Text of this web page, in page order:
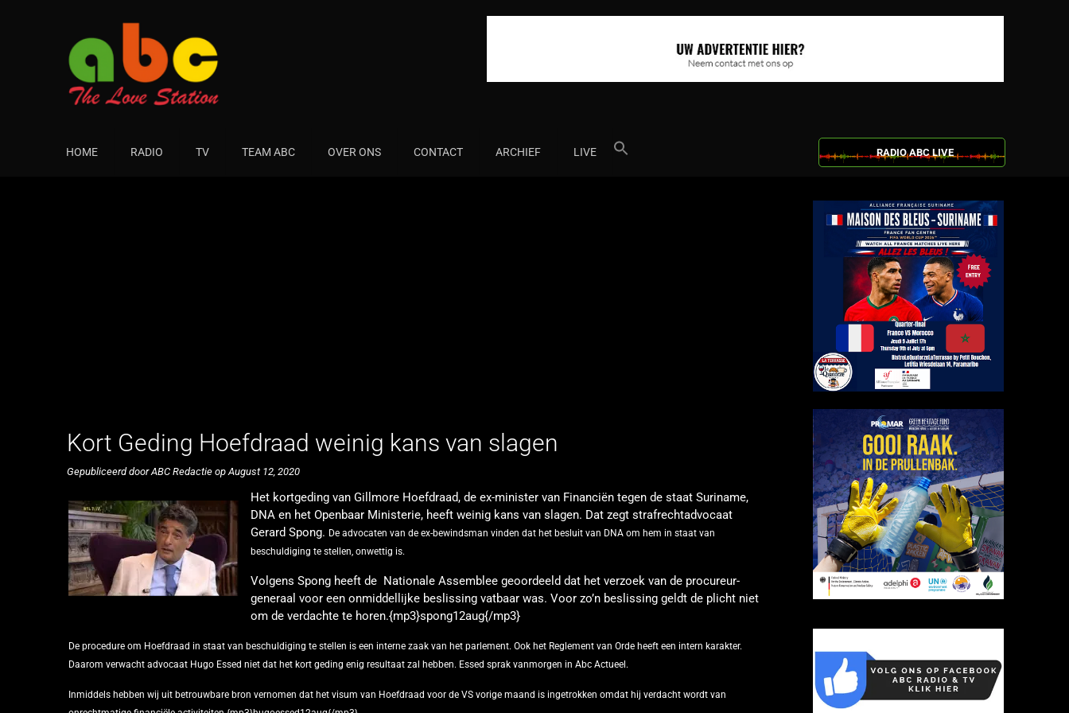
HOME RADIO TV TEAM ABC OVER ONS CONTACT ARCHIEF LIVE
Search
for:
RADIO ABC LIVE
Kort Geding Hoefdraad weinig kans van slagen
Gepubliceerd door ABC Redactie op August 12, 2020
Het kortgeding van Gillmore Hoefdraad, de ex-minister van Financiën tegen de staat Suriname,
DNA en het Openbaar Ministerie, heeft weinig kans van slagen. Dat zegt strafrechtadvocaat
Gerard Spong. De advocaten van de ex-bewindsman vinden dat het besluit van DNA om hem in staat van
beschuldiging te stellen, onwettig is.
Volgens Spong heeft de Nationale Assemblee geoordeeld dat het verzoek van de procureur-
generaal voor een onmiddellijke beslissing vatbaar was. Voor zo’n beslissing geldt de plicht niet
om de verdachte te horen.{mp3}spong12aug{/mp3}
De procedure om Hoefdraad in staat van beschuldiging te stellen is een interne zaak van het parlement. Ook het Reglement van Orde heeft een intern karakter.
Daarom verwacht advocaat Hugo Essed niet dat het kort geding enig resultaat zal hebben. Essed sprak vanmorgen in Abc Actueel.
Inmiddels hebben wij uit betrouwbare bron vernomen dat het visum van Hoefdraad voor de VS vorige maand is ingetrokken omdat hij verdacht wordt van